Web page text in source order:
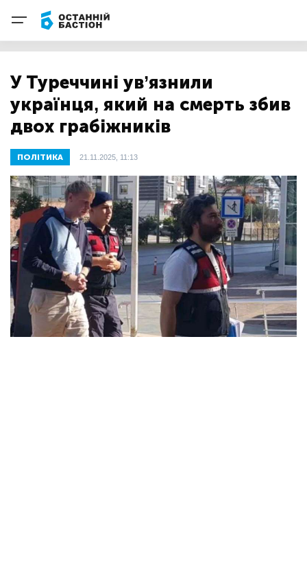
У Туреччині ув’язнили
українця, який на смерть збив
двох грабіжників
ПОЛІТИКА 21.11.2025, 11:13